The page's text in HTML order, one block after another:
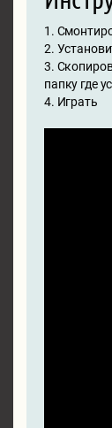
1.
2.
3.
папку где
4. Играть